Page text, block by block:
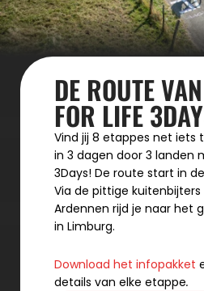
DE ROUTE
FOR LIFE
Vind jij 8 etappes net iets
in 3 dagen door 3 landen
3Days! De route start in
Via de pittige kuitenbijters
Ardennen rijd je naar het
in Limburg.
Download het infopakket
details van elke etappe.